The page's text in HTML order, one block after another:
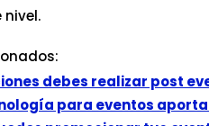
debes realizar post
para eventos